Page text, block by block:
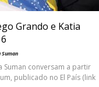
Grando e Katia
Suman conversam a partir
publicado no El País (link